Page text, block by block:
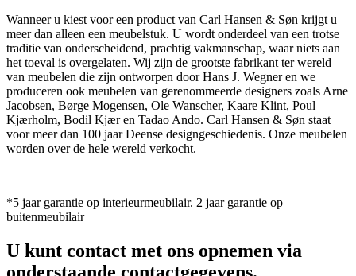
Wanneer u kiest voor een product van Carl Hansen & Søn krijgt u
meer dan alleen een meubelstuk. U wordt onderdeel van een trotse
traditie van onderscheidend, prachtig vakmanschap, waar niets aan
het toeval is overgelaten. Wij zijn de grootste fabrikant ter wereld
van meubelen die zijn ontworpen door Hans J. Wegner en we
produceren ook meubelen van gerenommeerde designers zoals Arne
Jacobsen, Børge Mogensen, Ole Wanscher, Kaare Klint, Poul
Kjærholm, Bodil Kjær en Tadao Ando. Carl Hansen & Søn staat
voor meer dan 100 jaar Deense designgeschiedenis. Onze meubelen
worden over de hele wereld verkocht.
*5 jaar garantie op interieurmeubilair. 2 jaar garantie op
buitenmeubilair
U kunt contact met ons opnemen via